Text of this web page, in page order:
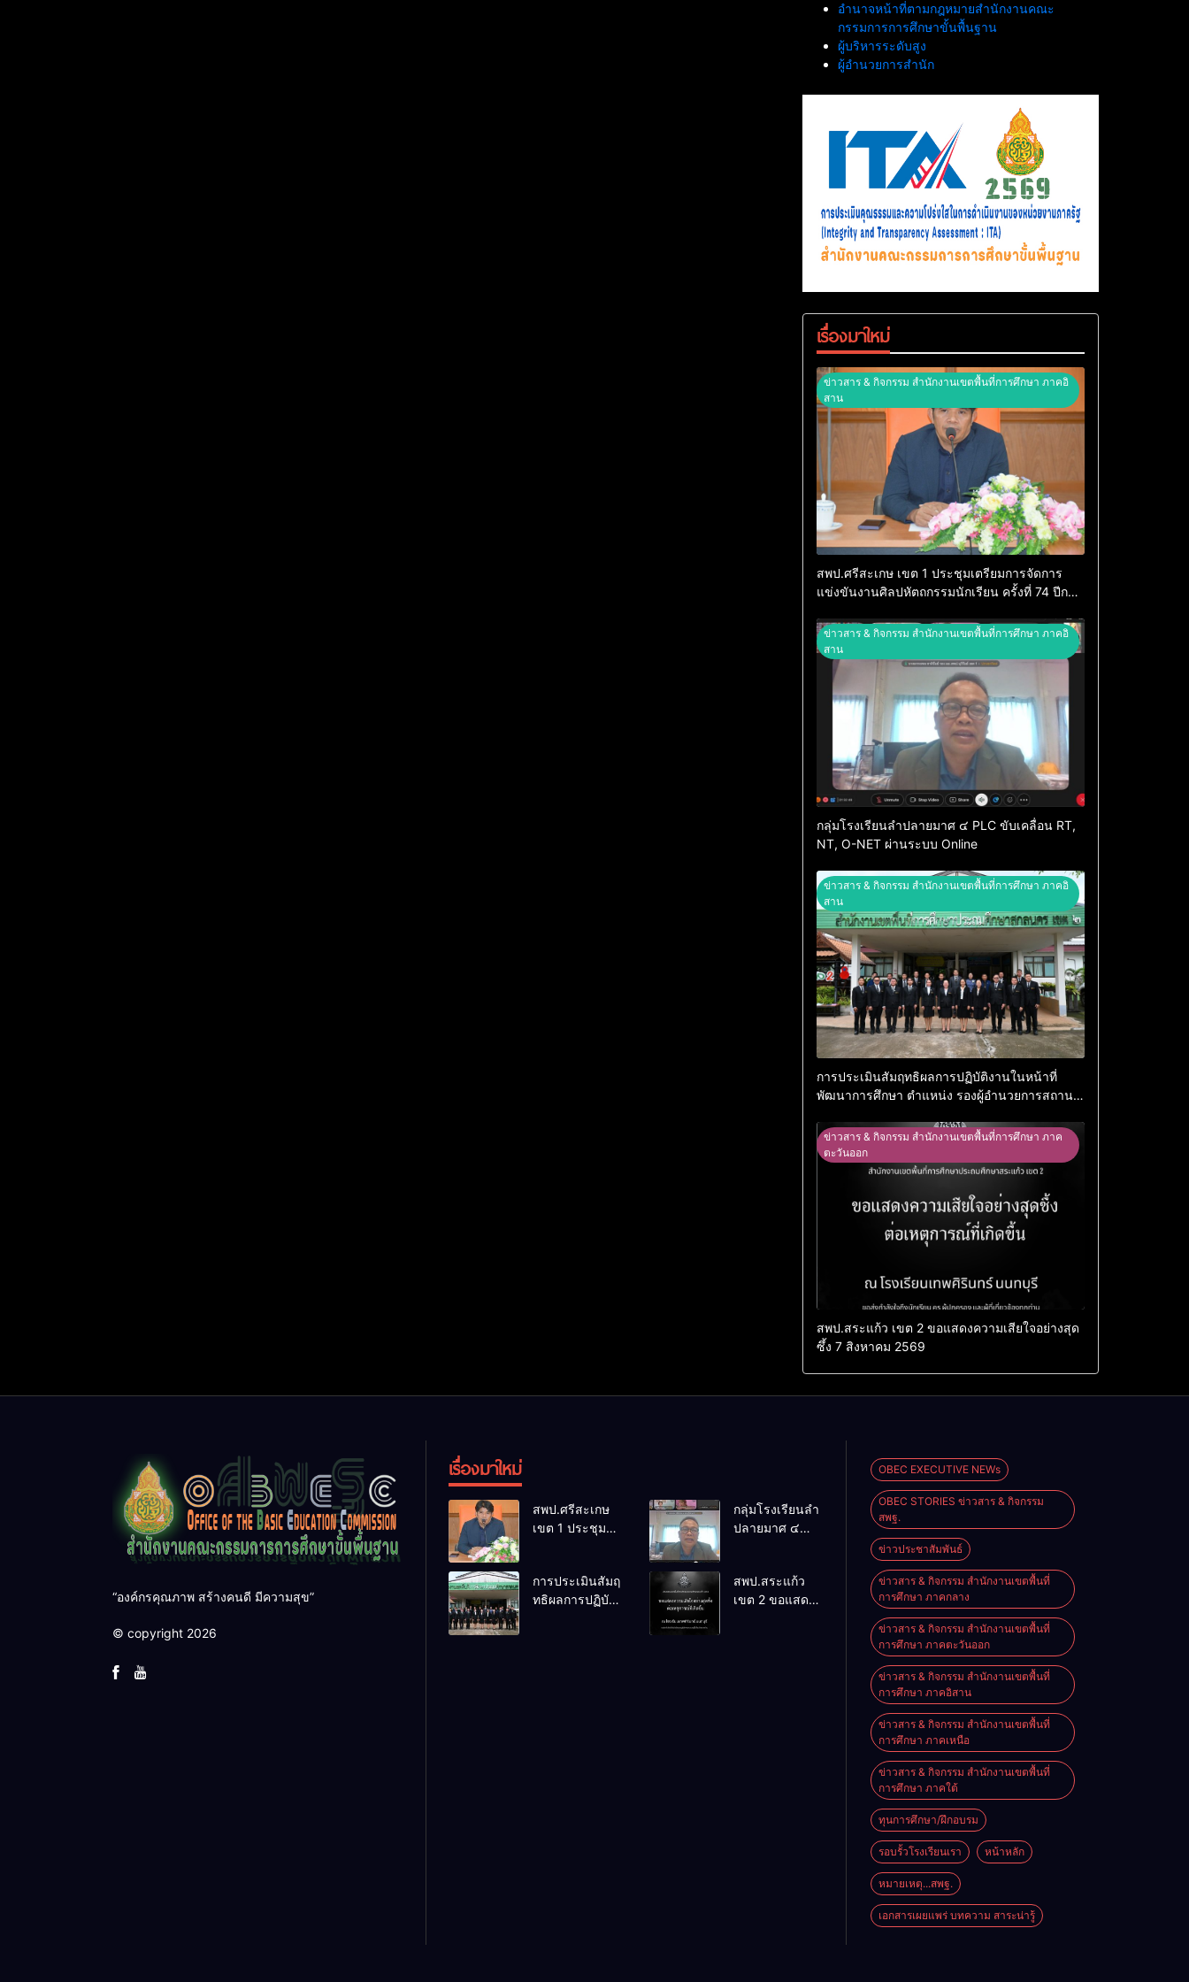
อำนาจหน้าที่ตามกฎหมายสำนักงานคณะ
กรรมการการศึกษาขั้นพื้นฐาน
ผู้บริหารระดับสูง
ผู้อำนวยการสำนัก
เรื่องมาใหม่
ข่าวสาร & กิจกรรม สำนักงานเขตพื้นที่การศึกษา ภาคอิ
สาน
สพป.ศรีสะเกษ เขต 1 ประชุมเตรียมการจัดการ
แข่งขันงานศิลปหัตถกรรมนักเรียน ครั้งที่ 74 ปีการ
ข่าวสาร & กิจกรรม สำนักงานเขตพื้นที่การศึกษา ภาคอิ
สาน
กลุ่มโรงเรียนลำปลายมาศ ๔ PLC ขับเคลื่อน RT,
NT, O-NET ผ่านระบบ Online
ข่าวสาร & กิจกรรม สำนักงานเขตพื้นที่การศึกษา ภาคอิ
สาน
การประเมินสัมฤทธิผลการปฏิบัติงานในหน้าที่
พัฒนาการศึกษา ตำแหน่ง รองผู้อำนวยการสถาน
ข่าวสาร & กิจกรรม สำนักงานเขตพื้นที่การศึกษา ภาค
ตะวันออก
สพป.สระแก้ว เขต 2 ขอแสดงความเสียใจอย่างสุด
ซึ้ง 7 สิงหาคม 2569
“องค์กรคุณภาพ สร้างคนดี มีความสุข”
© copyright 2026
เรื่องมาใหม่
สพป.ศรีสะเกษ
เขต 1 ประชุม
งานศิลป
หัตถกรรม
กลุ่มโรงเรียนลำ
ปลายมาศ ๔
ผ่านระบบ
Online
การประเมินสัมฤ
ทธิผลการปฏิบัติ
สพป.สระแก้ว
เขต 2 ขอแสดง
OBEC EXECUTIVE NEWs
OBEC STORIES ข่าวสาร & กิจกรรม
สพฐ.
ข่าวประชาสัมพันธ์
ข่าวสาร & กิจกรรม สำนักงานเขตพื้นที่
การศึกษา ภาคกลาง
ข่าวสาร & กิจกรรม สำนักงานเขตพื้นที่
การศึกษา ภาคตะวันออก
ข่าวสาร & กิจกรรม สำนักงานเขตพื้นที่
การศึกษา ภาคอิสาน
ข่าวสาร & กิจกรรม สำนักงานเขตพื้นที่
การศึกษา ภาคเหนือ
ข่าวสาร & กิจกรรม สำนักงานเขตพื้นที่
การศึกษา ภาคใต้
ทุนการศึกษา/ฝึกอบรม
รอบรั้วโรงเรียนเรา หน้าหลัก
หมายเหตุ...สพฐ.
เอกสารเผยแพร่ บทความ สาระน่ารู้